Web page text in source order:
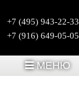
+7 (495) 943-22-33
+7 (916) 649-05-05
МЕНЮ